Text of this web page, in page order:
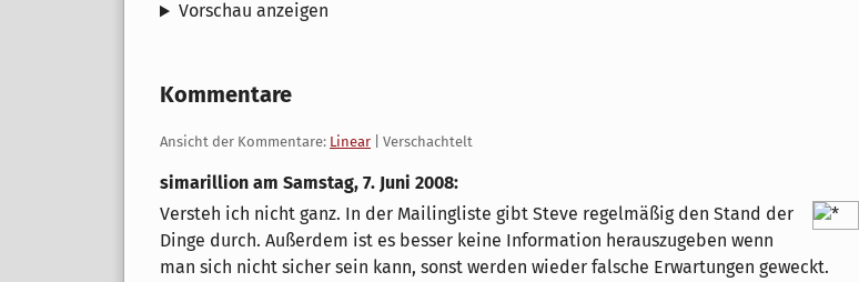
Vorschau anzeigen
Kommentare
Ansicht der Kommentare: Linear | Verschachtelt
simarillion am Samstag, 7. Juni 2008:
Versteh ich nicht ganz. In der Mailingliste gibt Steve regelmäßig den Stand der
Dinge durch. Außerdem ist es besser keine Information herauszugeben wenn
man sich nicht sicher sein kann, sonst werden wieder falsche Erwartungen geweckt.